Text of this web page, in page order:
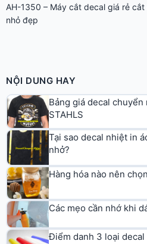
AH-1350 – Máy cắt decal giá rẻ
nhỏ đẹp
NỘI DUNG HAY
Bảng giá decal
STAHLS
Tại sao decal nhiệt in
nhở?
Hàng hóa nào nên
Các mẹo cần nhớ khi
Điểm danh 3 loại decal